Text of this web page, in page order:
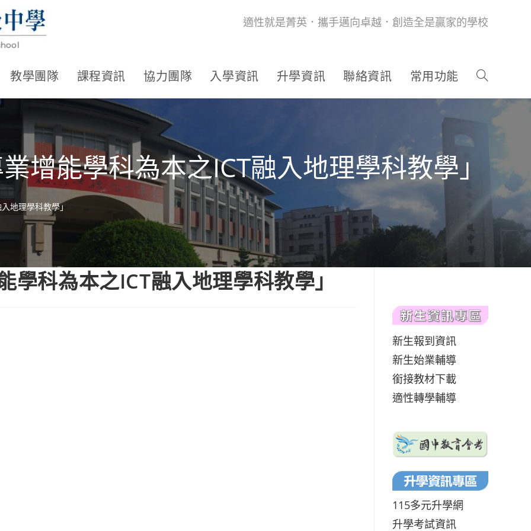
適性就是菁英．攜手邁向卓越．創造全是贏家的學校
教學團隊 課程資訊 協力團隊 入學資訊 升學資訊 聯絡資訊 常用功能
增能學科為本之ICT融入地理學科教學」
地理學科教學」
科為本之ICT融入地理學科教學」
新生報到資訊
新生始業輔導
銜接教材下載
適性轉學輔導
115多元升學網
升學考試資訊